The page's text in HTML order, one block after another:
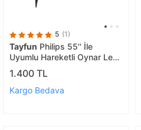
5 (1)
Tayfun Philips 55'' İle
Uyumlu Hareketli Oynar Led
Tv Asma Askı Aparatı
1.400 TL
Kargo Bedava